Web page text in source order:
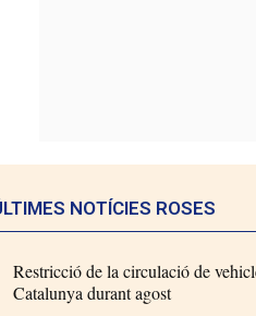
NOTÍCIES ROSES
Restricció de la circulació de
Catalunya durant agost